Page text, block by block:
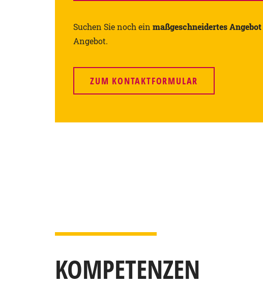
Suchen Sie noch ein maßgeschneidertes Angebot
Angebot.
ZUM KONTAKTFORMULAR
KOMPETENZEN